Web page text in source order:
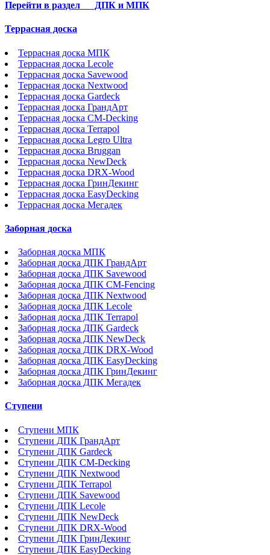
Перейти в раздел ДПК и МПК
Террасная доска
Террасная доска МПК
Террасная доска Lecole
Террасная доска Savewood
Террасная доска Nextwood
Террасная доска Gardeck
Террасная доска ГрандАрт
Террасная доска CM-Decking
Террасная доска Terrapol
Террасная доска Legro Ultra
Террасная доска Bruggan
Террасная доска NewDeck
Террасная доска DRX-Wood
Террасная доска ГринДекинг
Террасная доска EasyDecking
Террасная доска Мегадек
Заборная доска
Заборная доска МПК
Заборная доска ДПК ГрандАрт
Заборная доска ДПК Savewood
Заборная доска ДПК CM-Fencing
Заборная доска ДПК Nextwood
Заборная доска ДПК Lecole
Заборная доска ДПК Terrapol
Заборная доска ДПК Gardeck
Заборная доска ДПК NewDeck
Заборная доска ДПК DRX-Wood
Заборная доска ДПК EasyDecking
Заборная доска ДПК ГринДекинг
Заборная доска ДПК Мегадек
Ступени
Ступени МПК
Ступени ДПК ГрандАрт
Ступени ДПК Gardeck
Ступени ДПК CM-Decking
Ступени ДПК Nextwood
Ступени ДПК Terrapol
Ступени ДПК Savewood
Ступени ДПК Lecole
Ступени ДПК NewDeck
Ступени ДПК DRX-Wood
Ступени ДПК ГринДекинг
Ступени ДПК EasyDecking